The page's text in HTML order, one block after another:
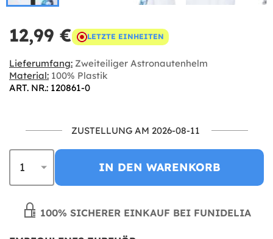
12,99 € LETZTE EINHEITEN
Lieferumfang: Zweiteiliger Astronautenhelm
Material: 100% Plastik
ART. NR.: 120861-0
ZUSTELLUNG AM 2026-08-11
IN DEN WARENKORB
100% SICHERER EINKAUF BEI FUNIDELIA